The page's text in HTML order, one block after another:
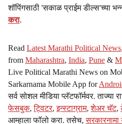
शॉपिंगसाठी 'सकाळ प्राईम डील्स'च्या
करा.
Read Latest Marathi Political News,
from Maharashtra, India, Pune &
Live Political Marathi News on
Sarkarnama Mobile App for
सर्व सोशल मीडिया प्लॅटफॉर्मवर. ताज्या
फेसबुक,ट्विटर,इन्स्टाग्राम,शेअर चॅट,
आम्हाला फॉलो करा. तसेच,